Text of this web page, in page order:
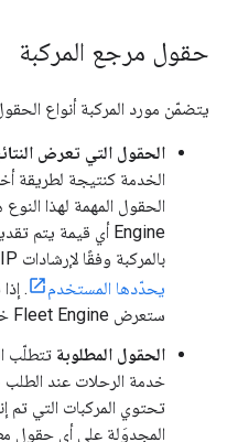
حقول مرجع المركبة
يتضمّن مورد المركبة أنواع
الحقول التي تعرض
الخدمة كنتيجة لطريقة
الحقول المهمة لهذا
Engine أي قيمة يتم تقديمها للحقل
بالمركبة وفقًا لإرشادات Google AIP بشأن
يحدّدها المستخدم
.
ستعرض Fleet Engine خطأً.
الحقول المطلوبة تتطلّب
خدمة الرحلات عند الطلب
تحتوي المركبات التي تم
المجدوَلة على أي حقول